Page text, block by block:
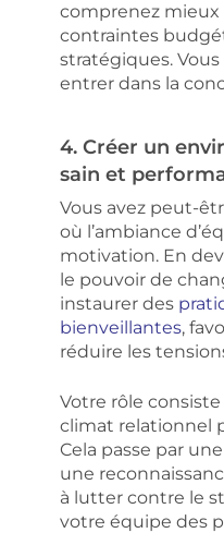
comprenez mieux
contraintes
stratégiques.
entrer dans la
4. Créer un
sain et
Vous avez peut-
où l’ambiance
motivation. En
le pouvoir de
instaurer des
bienveillantes,
réduire les
Votre rôle
climat relationnel
Cela passe par
une
à lutter contre le
votre équipe des